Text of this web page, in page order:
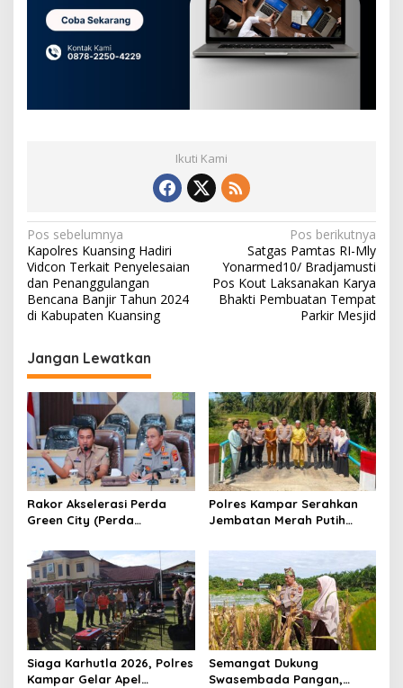
Ikuti Kami
N
a
v
i
a
s
i
p
o
s
Pos sebelumnya
Kapolres Kuansing Hadiri
Vidcon Terkait Penyelesaian
dan Penanggulangan
Bencana Banjir Tahun 2024
di Kabupaten Kuansing
Pos berikutnya
Satgas Pamtas RI-Mly
Yonarmed10/ Bradjamusti
Pos Kout Laksanakan Karya
Bhakti Pembuatan Tempat
Parkir Mesjid
Jangan Lewatkan
Rakor Akselerasi Perda
Green City (Perda
Pekanbaru Bersama Dinas
Lingkungan Hidup Kota
Pekanbaru dan Tim Pakar
Polres Kampar Serahkan
Jembatan Merah Putih
Warga Pulau Jambu Kuok
Siaga Karhutla 2026, Polres
Kampar Gelar Apel
Semangat Dukung
Swasembada Pangan,